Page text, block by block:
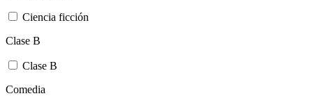
Ciencia ficción
Clase B
Clase B
Comedia